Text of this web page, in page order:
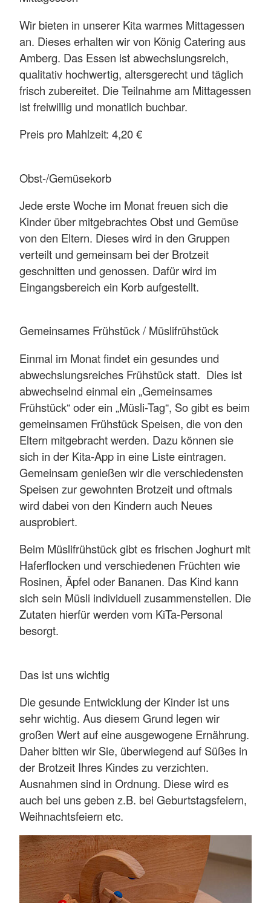
Wir bieten in unserer Kita warmes Mittagessen
an. Dieses erhalten wir von König Catering aus
Amberg. Das Essen ist abwechslungsreich,
qualitativ hochwertig, altersgerecht und täglich
frisch zubereitet. Die Teilnahme am Mittagessen
ist freiwillig und monatlich buchbar.
Preis pro Mahlzeit: 4,20 €
Obst-/Gemüsekorb
Jede erste Woche im Monat freuen sich die
Kinder über mitgebrachtes Obst und Gemüse
von den Eltern. Dieses wird in den Gruppen
verteilt und gemeinsam bei der Brotzeit
geschnitten und genossen. Dafür wird im
Eingangsbereich ein Korb aufgestellt.
Gemeinsames Frühstück / Müslifrühstück
Einmal im Monat findet ein gesundes und
abwechslungsreiches Frühstück statt. Dies ist
abwechselnd einmal ein „Gemeinsames
Frühstück“ oder ein „Müsli-Tag“, So gibt es beim
gemeinsamen Frühstück Speisen, die von den
Eltern mitgebracht werden. Dazu können sie
sich in der Kita-App in eine Liste eintragen.
Gemeinsam genießen wir die verschiedensten
Speisen zur gewohnten Brotzeit und oftmals
wird dabei von den Kindern auch Neues
ausprobiert.
Beim Müslifrühstück gibt es frischen Joghurt mit
Haferflocken und verschiedenen Früchten wie
Rosinen, Äpfel oder Bananen. Das Kind kann
sich sein Müsli individuell zusammenstellen. Die
Zutaten hierfür werden vom KiTa-Personal
besorgt.
Das ist uns wichtig
Die gesunde Entwicklung der Kinder ist uns
sehr wichtig. Aus diesem Grund legen wir
großen Wert auf eine ausgewogene Ernährung.
Daher bitten wir Sie, überwiegend auf Süßes in
der Brotzeit Ihres Kindes zu verzichten.
Ausnahmen sind in Ordnung. Diese wird es
auch bei uns geben z.B. bei Geburtstagsfeiern,
Weihnachtsfeiern etc.